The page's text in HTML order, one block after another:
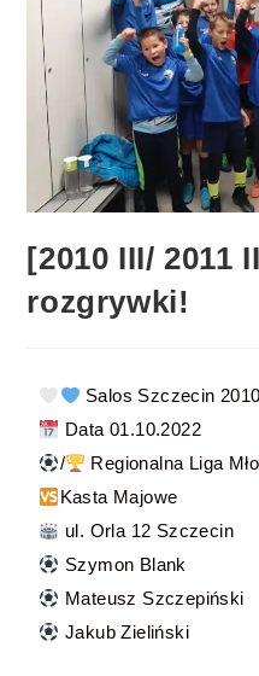
[2010 III/ 2011
rozgrywki!
Salos Szczecin
Data 01.10.2022
/
Regionalna Liga
Kasta Majowe
ul. Orla 12 Szczecin
Szymon Blank
Mateusz Szczepiński
Jakub Zieliński